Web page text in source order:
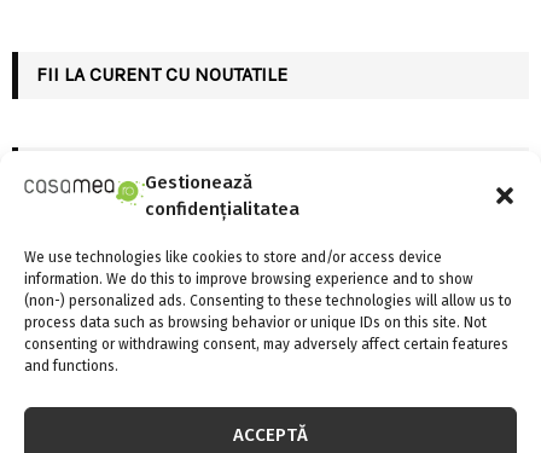
Gestionează
confidențialitatea
We use technologies like cookies to store and/or access device
information. We do this to improve browsing experience and to show
(non-) personalized ads. Consenting to these technologies will allow us to
process data such as browsing behavior or unique IDs on this site. Not
consenting or withdrawing consent, may adversely affect certain features
and functions.
ACCEPTĂ
FII LA CURENT CU NOUTATILE
CELE MAI CITITE